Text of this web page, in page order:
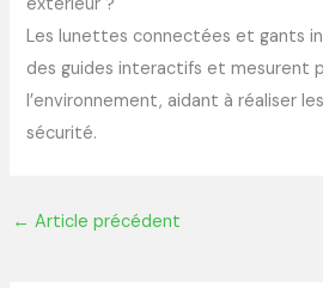
Les lunettes connectées et gants
des guides interactifs et mesurent
l’environnement, aidant à réaliser
sécurité.
← Article précédent